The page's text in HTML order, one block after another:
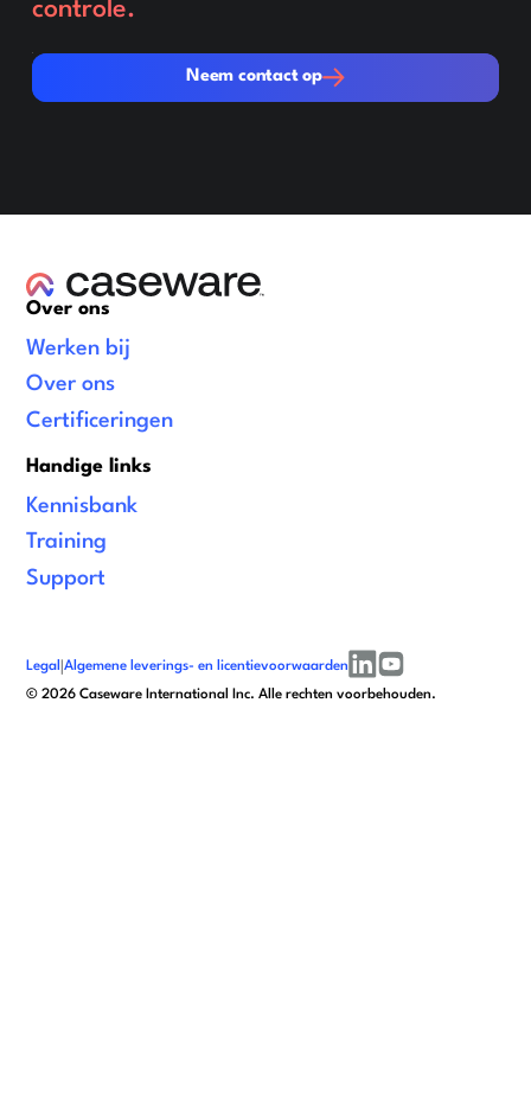
controle.
Neem contact op
Neem contact op
Over ons
Werken bij
Over ons
Certificeringen
Handige links
Kennisbank
Training
Support
©2026 Caseware International Inc. Alle rechten voorbehouden.
Legal |Algemene leverings- en licentievoorwaarden
linkedinyoutube